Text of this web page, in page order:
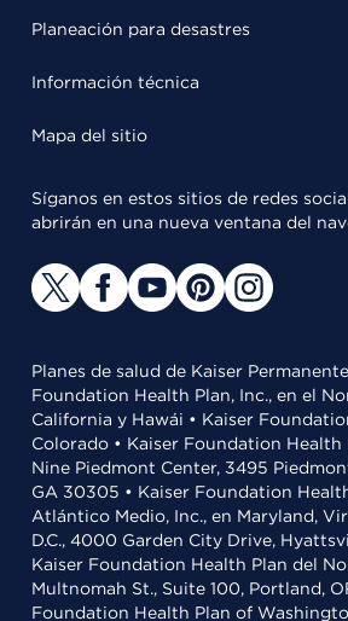
Planeación para desastres
Información técnica
Mapa del sitio
Síganos en estos sitios de redes
abrirán en una nueva ventana del
Planes de salud de Kaiser
Foundation Health Plan, Inc., en el
California y Hawái • Kaiser
Colorado • Kaiser Foundation Health
Nine Piedmont Center, 3495
GA 30305 • Kaiser Foundation
Atlántico Medio, Inc., en Maryland,
D.C., 4000 Garden City Drive,
Kaiser Foundation Health Plan del
Multnomah St., Suite 100, Portland,
Foundation Health Plan of